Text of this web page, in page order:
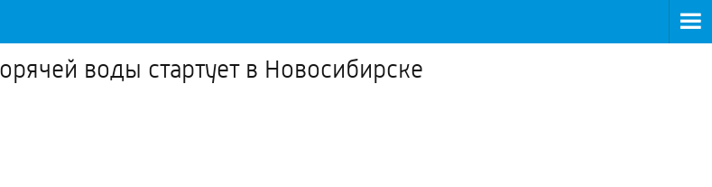
воды стартует в Новосибирске